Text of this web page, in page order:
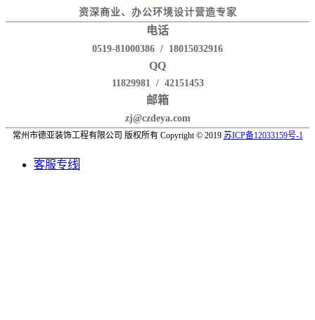
资深商业、办公环境设计营造专家
电话
0519-81000386 / 18015032916
QQ
11829981 / 42151453
邮箱
zj@czdeya.com
常州市德亚装饰工程有限公司 版权所有 Copyright © 2019 苏ICP备12033159号-1
客服专线